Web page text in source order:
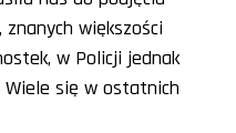
większości
w Policji jednak
się w ostatnich